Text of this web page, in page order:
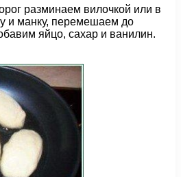
разминаем вилочкой или в
и манку, перемешаем до
яйцо, сахар и ванилин.